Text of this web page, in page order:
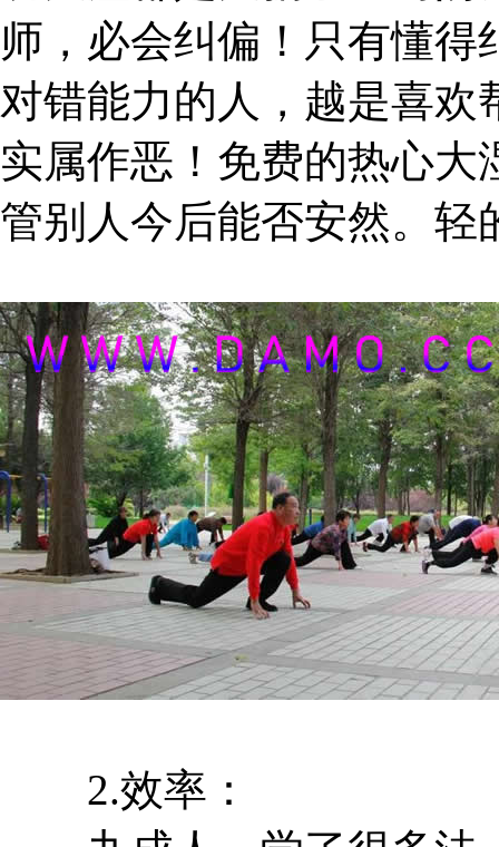
师，必会纠偏！只有懂
对错能力的人，越是喜
实属作恶！免费的热心
管别人今后能否安然。轻
2.效率：